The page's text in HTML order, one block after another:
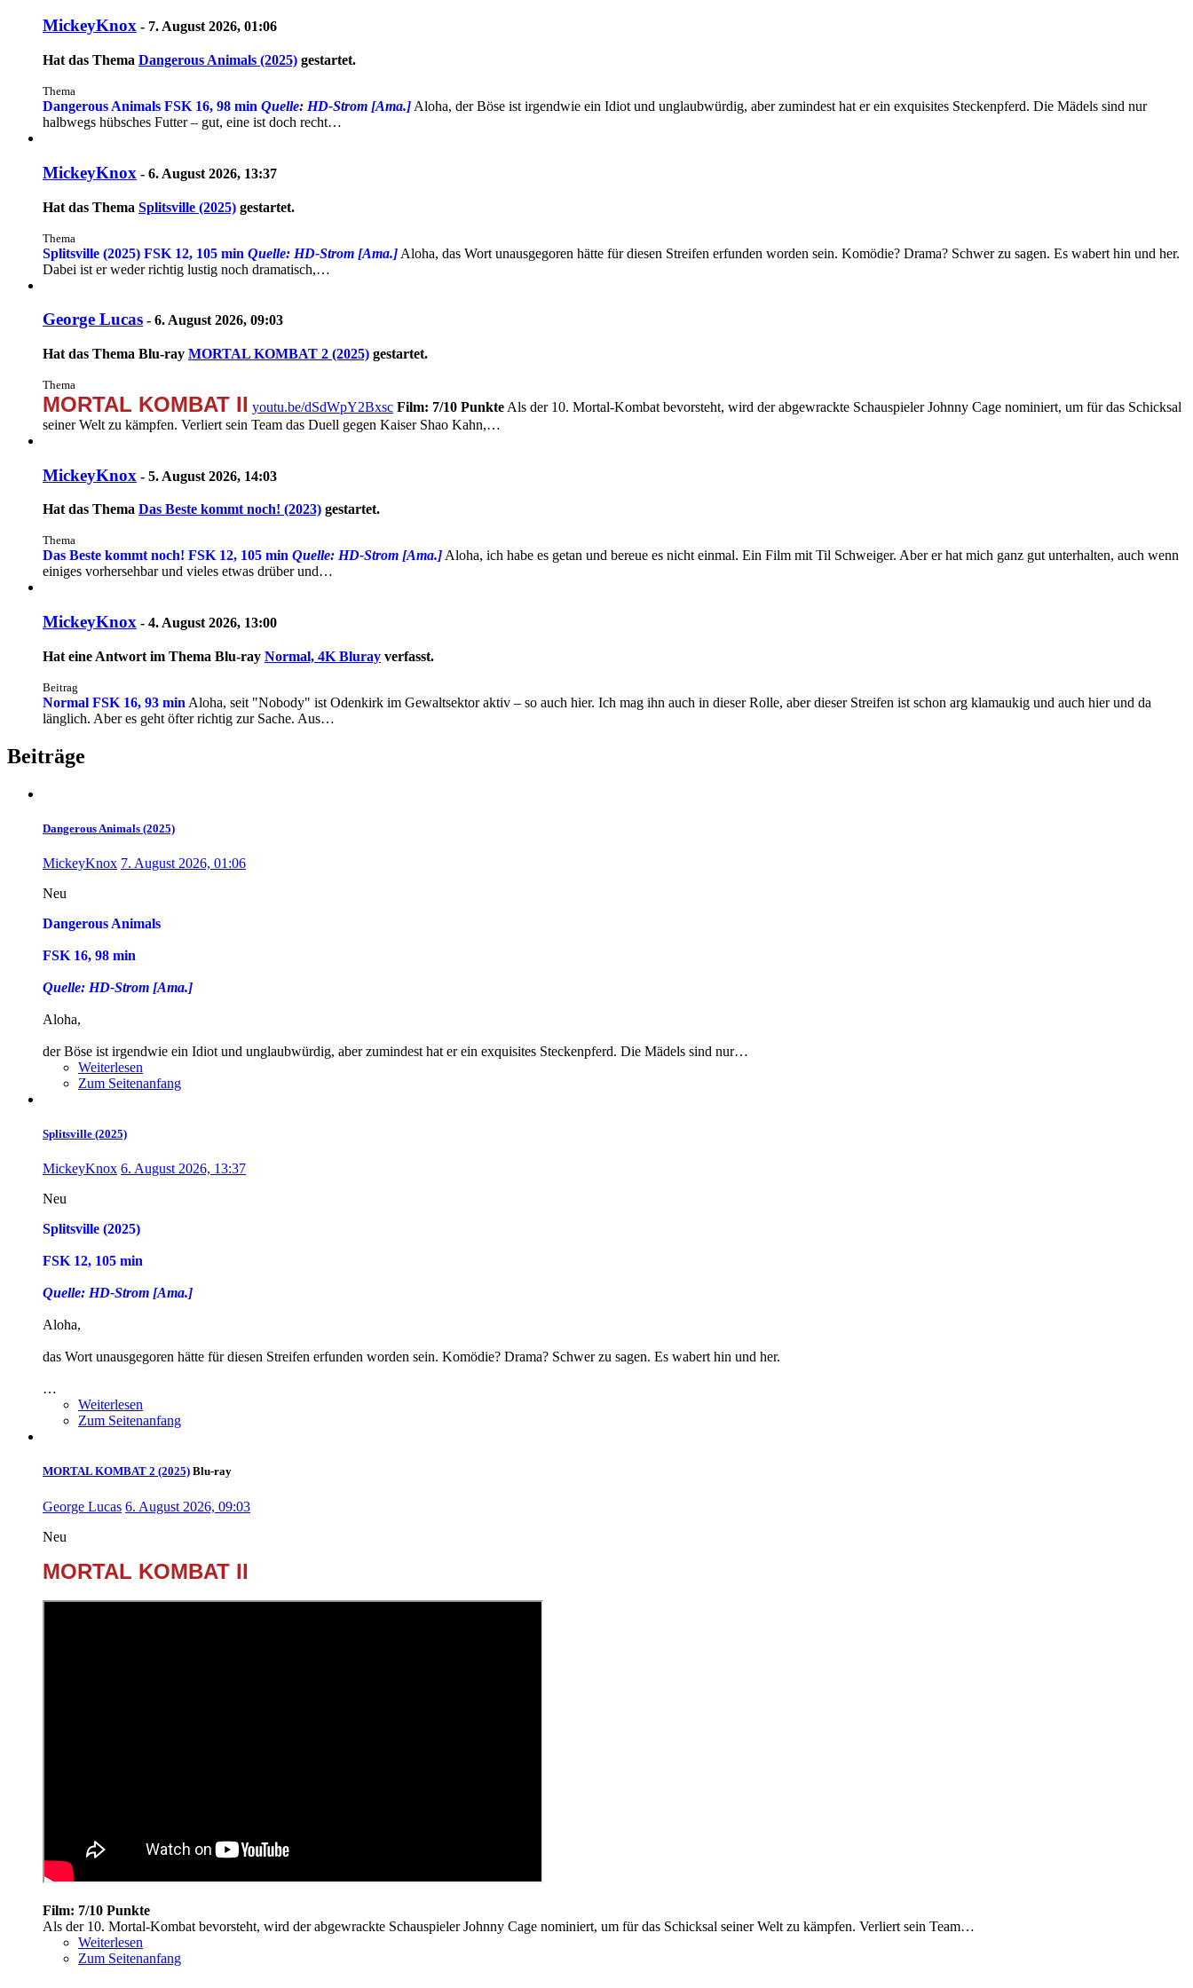
MickeyKnox - 7. August 2026, 01:06
Hat das Thema Dangerous Animals (2025) gestartet.
Thema
Dangerous Animals FSK 16, 98 min Quelle: HD-Strom [Ama.] Aloha, der Böse ist irgendwie ein Idiot und unglaubwürdig, aber zumindest hat er ein exquisites Steckenpferd. Die Mädels sind nur
halbwegs hübsches Futter – gut, eine ist doch recht…
MickeyKnox - 6. August 2026, 13:37
Hat das Thema Splitsville (2025) gestartet.
Thema
Splitsville (2025) FSK 12, 105 min Quelle: HD-Strom [Ama.] Aloha, das Wort unausgegoren hätte für diesen Streifen erfunden worden sein. Komödie? Drama? Schwer zu sagen. Es wabert hin und her.
Dabei ist er weder richtig lustig noch dramatisch,…
George Lucas - 6. August 2026, 09:03
Hat das Thema Blu-ray MORTAL KOMBAT 2 (2025) gestartet.
Thema
MORTAL KOMBAT II youtu.be/dSdWpY2Bxsc Film: 7/10 Punkte Als der 10. Mortal-Kombat bevorsteht, wird der abgewrackte Schauspieler Johnny Cage nominiert, um für das Schicksal
seiner Welt zu kämpfen. Verliert sein Team das Duell gegen Kaiser Shao Kahn,…
MickeyKnox - 5. August 2026, 14:03
Hat das Thema Das Beste kommt noch! (2023) gestartet.
Thema
Das Beste kommt noch! FSK 12, 105 min Quelle: HD-Strom [Ama.] Aloha, ich habe es getan und bereue es nicht einmal. Ein Film mit Til Schweiger. Aber er hat mich ganz gut unterhalten, auch wenn
einiges vorhersehbar und vieles etwas drüber und…
MickeyKnox - 4. August 2026, 13:00
Hat eine Antwort im Thema Blu-ray Normal, 4K Bluray verfasst.
Beitrag
Normal FSK 16, 93 min Aloha, seit "Nobody" ist Odenkirk im Gewaltsektor aktiv – so auch hier. Ich mag ihn auch in dieser Rolle, aber dieser Streifen ist schon arg klamaukig und auch hier und da
länglich. Aber es geht öfter richtig zur Sache. Aus…
Beiträge
Dangerous Animals (2025)
MickeyKnox 7. August 2026, 01:06
Neu
Dangerous Animals
FSK 16, 98 min
Quelle: HD-Strom [Ama.]
Aloha,
der Böse ist irgendwie ein Idiot und unglaubwürdig, aber zumindest hat er ein exquisites Steckenpferd. Die Mädels sind nur…
Weiterlesen
Zum Seitenanfang
Splitsville (2025)
MickeyKnox 6. August 2026, 13:37
Neu
Splitsville (2025)
FSK 12, 105 min
Quelle: HD-Strom [Ama.]
Aloha,
das Wort unausgegoren hätte für diesen Streifen erfunden worden sein. Komödie? Drama? Schwer zu sagen. Es wabert hin und her.
…
Weiterlesen
Zum Seitenanfang
MORTAL KOMBAT 2 (2025) Blu-ray
George Lucas 6. August 2026, 09:03
Neu
MORTAL KOMBAT II
Film: 7/10 Punkte
Als der 10. Mortal-Kombat bevorsteht, wird der abgewrackte Schauspieler Johnny Cage nominiert, um für das Schicksal seiner Welt zu kämpfen. Verliert sein Team…
Weiterlesen
Zum Seitenanfang